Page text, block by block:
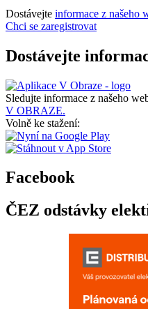
Dostávejte informace z našeho
Chci se zaregistrovat
Dostávejte
Sledujte informace z našeho
V OBRAZE.
Volně ke stažení:
Facebook
ČEZ odstávky